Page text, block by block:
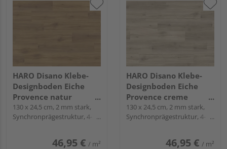
HARO Disano Klebe-
Designboden Eiche
Provence natur
Landhausdiele -
Project
130 x 24,5 cm, 2 mm stark,
Synchronprägestruktur, 4-
46,95 € / m²
HARO Disano Klebe-
Designboden Eiche
Provence creme
Landhausdiele -
Project
130 x 24,5 cm, 2 mm stark,
Synchronprägestruktur, 4-
46,95 € / m²